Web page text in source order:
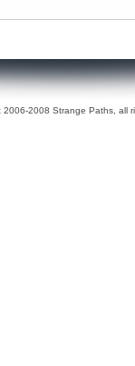
2006-2008 Strange Paths, all